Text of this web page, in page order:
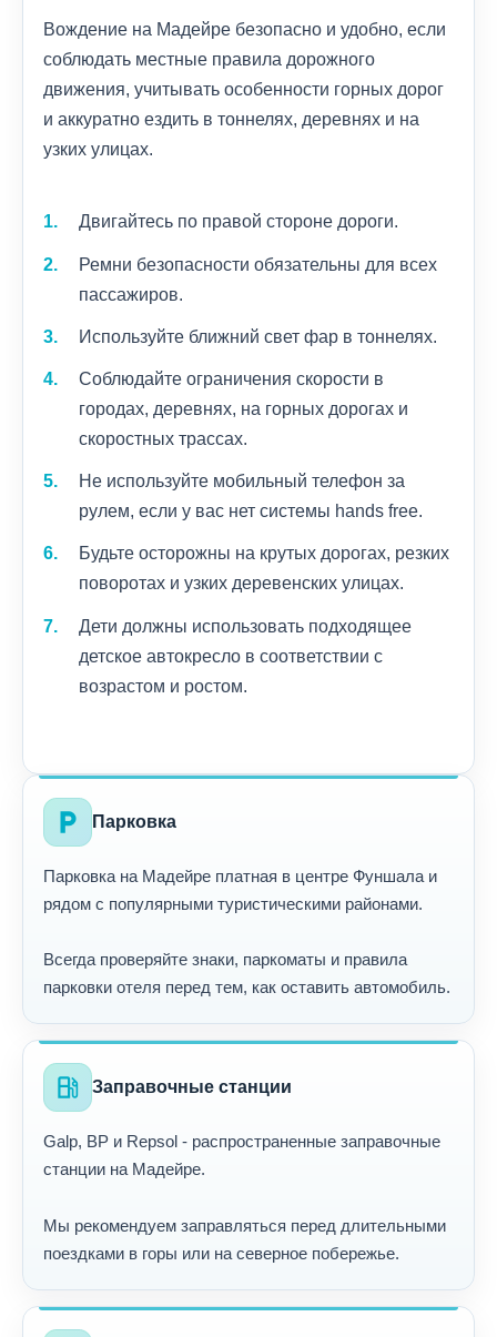
Вождение на Мадейре безопасно и удобно, если
соблюдать местные правила дорожного
движения, учитывать особенности горных дорог
и аккуратно ездить в тоннелях, деревнях и на
узких улицах.
Двигайтесь по правой стороне дороги.
Ремни безопасности обязательны для всех
пассажиров.
Используйте ближний свет фар в тоннелях.
Соблюдайте ограничения скорости в
городах, деревнях, на горных дорогах и
скоростных трассах.
Не используйте мобильный телефон за
рулем, если у вас нет системы hands free.
Будьте осторожны на крутых дорогах, резких
поворотах и узких деревенских улицах.
Дети должны использовать подходящее
детское автокресло в соответствии с
возрастом и ростом.
local_parking Парковка
Парковка на Мадейре платная в центре Фуншала и
рядом с популярными туристическими районами.
Всегда проверяйте знаки, паркоматы и правила
парковки отеля перед тем, как оставить автомобиль.
local_gas_station Заправочные станции
Galp, BP и Repsol - распространенные заправочные
станции на Мадейре.
Мы рекомендуем заправляться перед длительными
поездками в горы или на северное побережье.